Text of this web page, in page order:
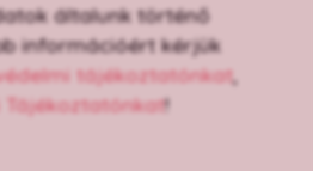
általunk történő
információért kérjük
tájékoztatónkat,
Tájékoztatónkat!